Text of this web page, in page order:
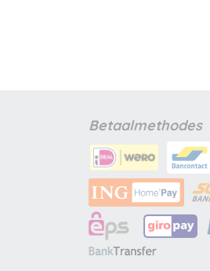
Betaalmethodes